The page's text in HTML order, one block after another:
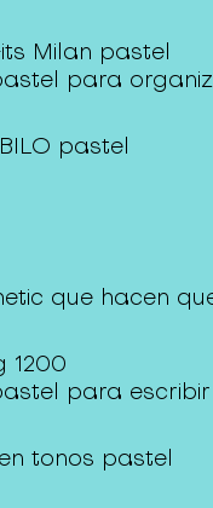
Milan pastel
para
pastel
que hacen
1200
para escribir
tonos pastel